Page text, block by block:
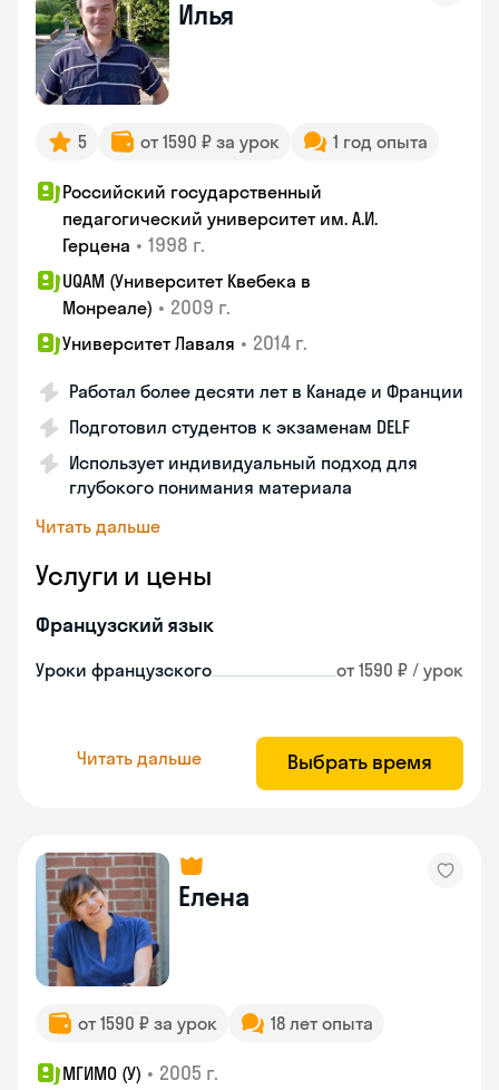
Илья
5 от 1590 ₽ за урок 1 год опыта
Российский государственный
педагогический университет им. А.И.
Герцена • 1998 г.
UQAM (Университет Квебека в
Монреале) • 2009 г.
Университет Лаваля • 2014 г.
Работал более десяти лет в Канаде и Франции
Подготовил студентов к экзаменам DELF
Использует индивидуальный подход для
глубокого понимания материала
Читать дальше
Услуги и цены
Французский язык
Уроки французского от 1590 ₽ / урок
Читать дальше Выбрать время
Елена
от 1590 ₽ за урок 18 лет опыта
МГИМО (У) • 2005 г.